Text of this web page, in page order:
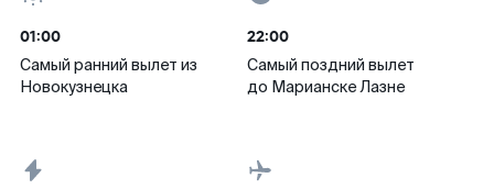
01:00
Самый ранний вылет из
Новокузнецка
22:00
Самый поздний вылет
до Марианске Лазне